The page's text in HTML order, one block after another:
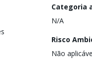
Categoria
N/A
Risco
Não